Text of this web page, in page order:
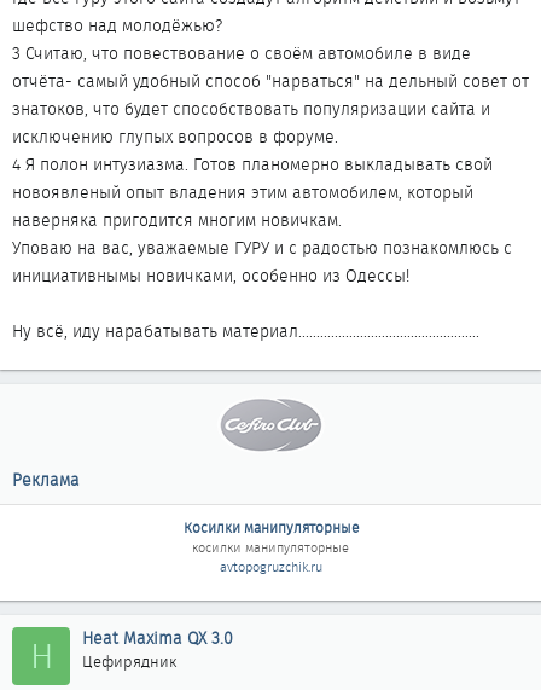
шефство над молодёжью?
3 Считаю, что повествование о своём автомобиле в виде
отчёта- самый удобный способ "нарваться" на дельный совет от
знатоков, что будет способствовать популяризации сайта и
исключению глупых вопросов в форуме.
4 Я полон интузиазма. Готов планомерно выкладывать свой
новоявленый опыт владения этим автомобилем, который
наверняка пригодится многим новичкам.
Уповаю на вас, уважаемые ГУРУ и с радостью познакомлюсь с
инициативнымы новичками, особенно из Одессы!
Ну всё, иду нарабатывать материал..................................................
Реклама
Косилки манипуляторные
косилки манипуляторные
avtopogruzchik.ru
H Heat Maxima QX 3.0
Цефирядник